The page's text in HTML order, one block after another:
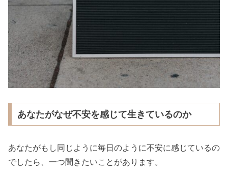
あなたがなぜ不安を感じて生きているのか
あなたがもし同じように毎日のように不安に感じているの
でしたら、一つ聞きたいことがあります。